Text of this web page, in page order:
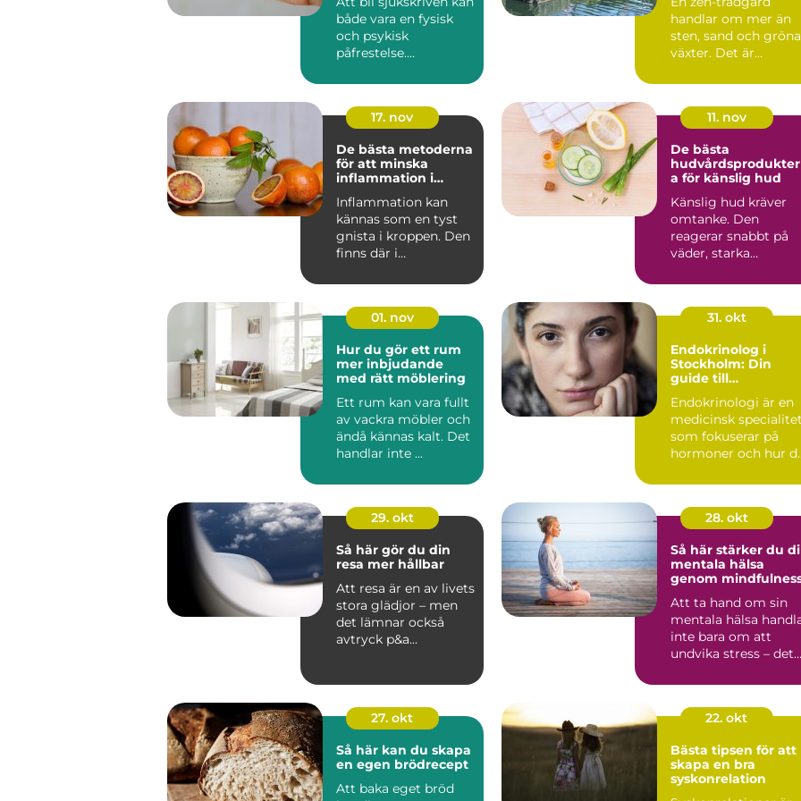
både vara en fysisk
och psykisk
påfrestelse.
handlar om mer än
sten, sand och gröna
växter. Det är...
17. nov
De bästa metoderna
för att minska
inflammation i
Inflammation kan
kännas som en tyst
gnista i kroppen. Den
finns där i
p&ari...
11. nov
De bästa
a för känslig hud
Känslig hud kräver
omtanke. Den
reagerar snabbt på
väder, starka
01. nov
Hur du gör ett rum
mer inbjudande
med rätt möblering
Ett rum kan vara fullt
av vackra möbler och
ändå kännas kalt. Det
handlar inte ...
31. okt
Endokrinolog i
Stockholm: Din
guide till
Endokrinologi är en
medicinsk
som fokuserar på
hormoner och hur
29. okt
Så här gör du din
resa mer hållbar
Att resa är en av livets
stora glädjor – men
det lämnar också
avtryck p&a...
28. okt
Så här stärker du
mentala hälsa
genom
Att ta hand om sin
mentala hälsa
inte bara om att
undvika stress – det
27. okt
Så här kan du skapa
en egen brödrecept
Att baka eget bröd
22. okt
Bästa tipsen för att
skapa en bra
syskonrelation